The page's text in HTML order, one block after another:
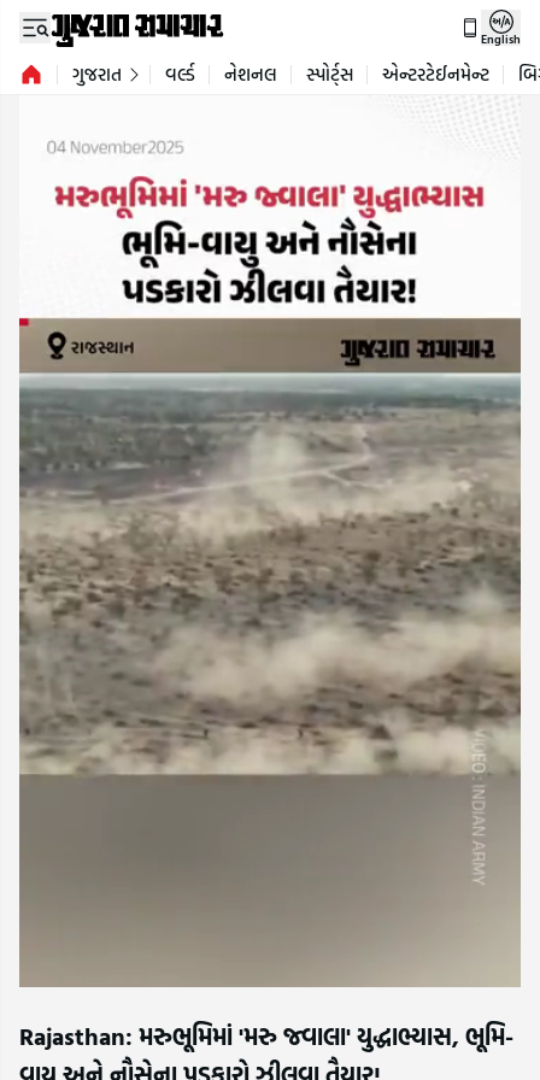
English
ગુજરાત વર્લ્ડ નેશનલ સ્પોર્ટ્સ એન્ટરટેઈનમેન્ટ
Rajasthan: મરુભૂમિમાં 'મરુ જ્વાલા' યુદ્ધાભ્યાસ, ભૂમિ-